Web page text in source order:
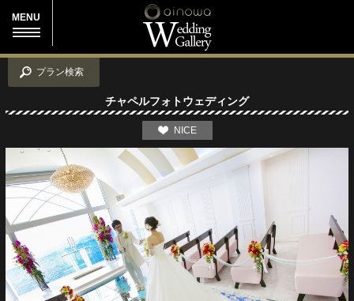
MENU
プラン検索
チャペルフォトウェディング
NICE